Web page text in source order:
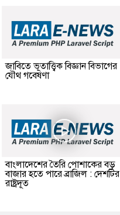
জাবিতে ভূতাত্ত্বিক বিজ্ঞান বিভাগের
যৌথ গবেষণা
বাংলাদেশের তৈরি পোশাকের বড়
বাজার হতে পারে ব্রাজিল : দেশটির
রাষ্ট্রদূত